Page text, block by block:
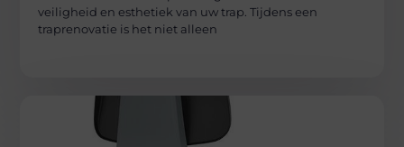
veiligheid en esthetiek van uw trap. Tijdens een
traprenovatie is het niet alleen